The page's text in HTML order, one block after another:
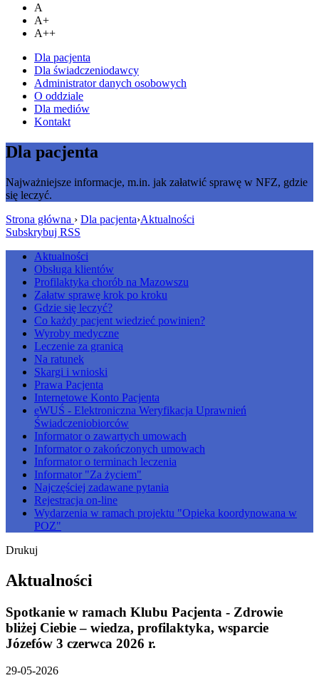
A
A+
A++
Dla pacjenta
Dla świadczeniodawcy
Administrator danych osobowych
O oddziale
Dla mediów
Kontakt
Dla pacjenta
Najważniejsze informacje, m.in. jak załatwić sprawę w NFZ, gdzie
się leczyć.
Strona główna › Dla pacjenta›Aktualności
Subskrybuj RSS
Aktualności
Obsługa klientów
Profilaktyka chorób na Mazowszu
Załatw sprawę krok po kroku
Gdzie się leczyć?
Co każdy pacjent wiedzieć powinien?
Wyroby medyczne
Leczenie za granicą
Na ratunek
Skargi i wnioski
Prawa Pacjenta
Internetowe Konto Pacjenta
eWUŚ - Elektroniczna Weryfikacja Uprawnień
Świadczeniobiorców
Informator o zawartych umowach
Informator o zakończonych umowach
Informator o terminach leczenia
Informator "Za życiem"
Najczęściej zadawane pytania
Rejestracja on-line
Wydarzenia w ramach projektu "Opieka koordynowana w
POZ"
Drukuj
Aktualności
Spotkanie w ramach Klubu Pacjenta - Zdrowie
bliżej Ciebie – wiedza, profilaktyka, wsparcie
Józefów 3 czerwca 2026 r.
29-05-2026